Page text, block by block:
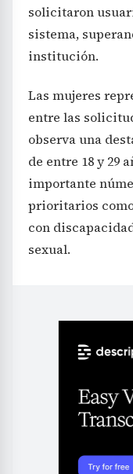
solicitaron
sistema,
institución.
Las mujeres
entre las
observa una
de entre 18 y 29
importante
prioritarios
con
sexual.